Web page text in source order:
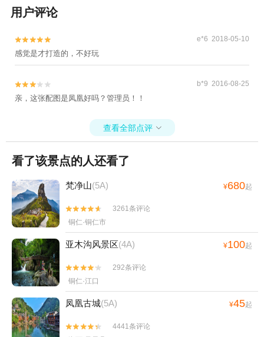
+剑河仰阿莎温泉小镇+岜沙苗寨+荔波茂兰
自然保护区+贵州龙里大草原景区+大洞竹海
苗寨+乌江+红云金顶+荔波小七孔景区+黄果
仁古城+黔南掌布风景区+黄平浪洞森林温泉
+贵州梵净山佛教文化苑+玉舍国家森林公园
+紫林山国际旅游度假区+瑶山古寨+云林仙
境+朱砂古镇+双乳峰景区+大明边城+黄果树
+三岔湖+黄果树水帘洞+贵州宣慰府+潜龙洞
画廊+云龙洞+毕节黔西景区+织金大峡谷+红
果树+贵州黔东南旅游直通车+云舍景区+乌
蒙大草原+西江苗族博物馆+镇远石屏山+油
杉河景区+乌江夜游明珠2号+斗篷山温泉+寨
沙侗寨+黔南本地玩乐+巫山峡谷旅游景区
+西江乌利大峡谷漂流+丹寨万达小镇+红水
河+独山天洞景区+福泉古城文化旅游景区
+二十四道拐+都匀秦汉影视城+云谷生态园
+中华民俗欢乐谷+恐龙乐园+贵州九仙旅游
景区+杉木湖景区+梅花山旅游景区+野玉海
玻璃天桥+高荡千年布依古寨文化旅游景区
用户评论

 e*6 2018-05-10
感觉是才打造的，不好玩

 b*9 2016-08-25
亲，这张配图是凤凰好吗？管理员！！
查看全部点评 
看了该景点的人还看了
梵净山(5A) ¥680起


3261条评论
铜仁·铜仁市
亚木沟风景区(4A) ¥100起


292条评论
铜仁·江口
凤凰古城(5A) ¥45起


4441条评论